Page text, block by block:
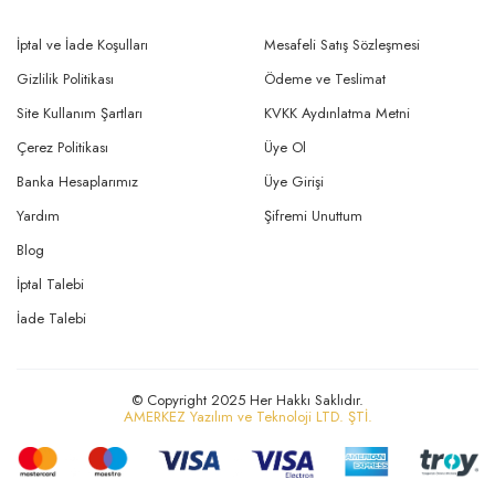
İptal ve İade Koşulları
Gizlilik Politikası
Site Kullanım Şartları
Mesafeli Satış Sözleşmesi
Ödeme ve Teslimat
KVKK Aydınlatma Metni
Çerez Politikası
Banka Hesaplarımız
Yardım
Üye Ol
Üye Girişi
Şifremi Unuttum
Blog
İptal Talebi
İade Talebi
© Copyright 2025 Her Hakkı Saklıdır.
AMERKEZ Yazılım ve Teknoloji LTD. ŞTİ.